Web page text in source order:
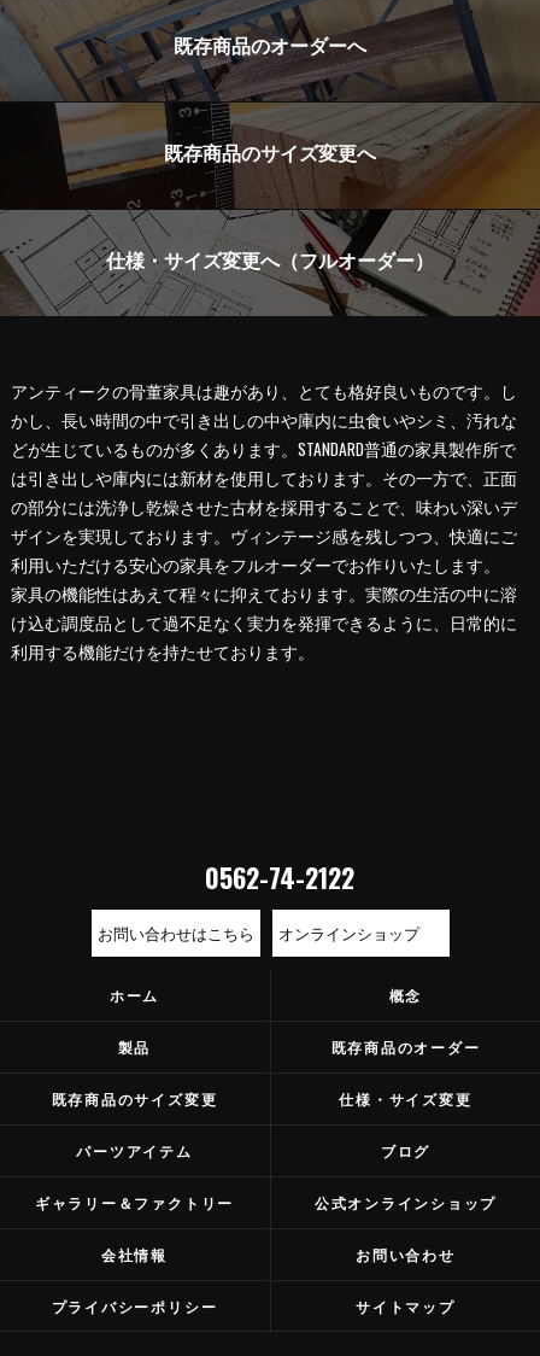
既存商品のオーダーへ
既存商品のサイズ変更へ
仕様・サイズ変更へ（フルオーダー）
アンティークの骨董家具は趣があり、とても格好良いものです。し
かし、長い時間の中で引き出しの中や庫内に虫食いやシミ、汚れな
どが生じているものが多くあります。STANDARD普通の家具製作所で
は引き出しや庫内には新材を使用しております。その一方で、正面
の部分には洗浄し乾燥させた古材を採用することで、味わい深いデ
ザインを実現しております。ヴィンテージ感を残しつつ、快適にご
利用いただける安心の家具をフルオーダーでお作りいたします。
家具の機能性はあえて程々に抑えております。実際の生活の中に溶
け込む調度品として過不足なく実力を発揮できるように、日常的に
利用する機能だけを持たせております。
0562-74-2122
お問い合わせはこちら オンラインショップ
ホーム 概念
製品 既存商品のオーダー
既存商品のサイズ変更 仕様・サイズ変更
パーツアイテム ブログ
ギャラリー＆ファクトリー 公式オンラインショップ
会社情報 お問い合わせ
プライバシーポリシー サイトマップ